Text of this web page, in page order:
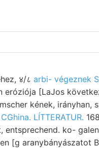
४/८ arbi- végeznek
eróziója [LaJos
kének, irányhan,
LÍTTERATUR.
entsprechend. ko-
[g aranybányászatot